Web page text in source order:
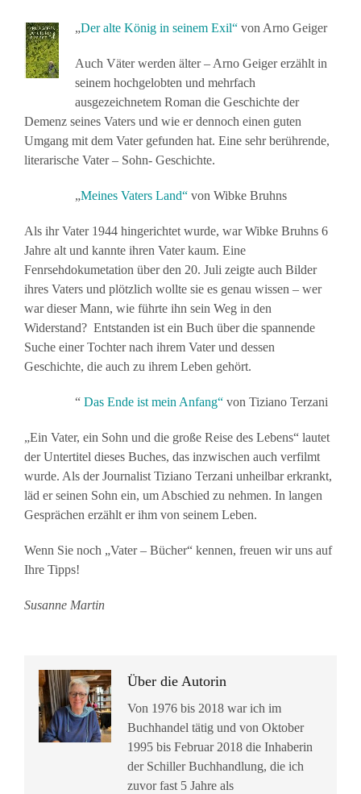
„Der alte König in seinem Exil“ von Arno Geiger
Auch Väter werden älter – Arno Geiger erzählt in
seinem hochgelobten und mehrfach
ausgezeichnetem Roman die Geschichte der
Demenz seines Vaters und wie er dennoch einen guten
Umgang mit dem Vater gefunden hat. Eine sehr berührende,
literarische Vater – Sohn- Geschichte.
„Meines Vaters Land“ von Wibke Bruhns
Als ihr Vater 1944 hingerichtet wurde, war Wibke Bruhns 6
Jahre alt und kannte ihren Vater kaum. Eine
Fenrsehdokumetation über den 20. Juli zeigte auch Bilder
ihres Vaters und plötzlich wollte sie es genau wissen – wer
war dieser Mann, wie führte ihn sein Weg in den
Widerstand? Entstanden ist ein Buch über die spannende
Suche einer Tochter nach ihrem Vater und dessen
Geschichte, die auch zu ihrem Leben gehört.
“ Das Ende ist mein Anfang“ von Tiziano Terzani
„Ein Vater, ein Sohn und die große Reise des Lebens“ lautet
der Untertitel dieses Buches, das inzwischen auch verfilmt
wurde. Als der Journalist Tiziano Terzani unheilbar erkrankt,
läd er seinen Sohn ein, um Abschied zu nehmen. In langen
Gesprächen erzählt er ihm von seinem Leben.
Wenn Sie noch „Vater – Bücher“ kennen, freuen wir uns auf
Ihre Tipps!
Susanne Martin
Über die Autorin
Von 1976 bis 2018 war ich im
Buchhandel tätig und von Oktober
1995 bis Februar 2018 die Inhaberin
der Schiller Buchhandlung, die ich
zuvor fast 5 Jahre als